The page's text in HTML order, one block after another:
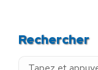
Rechercher
Recherche